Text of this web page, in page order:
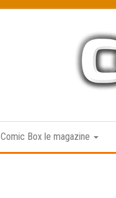
Comic Box le magazine